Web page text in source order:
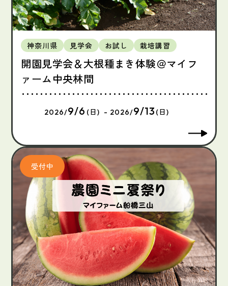
神奈川県 見学会 お試し 栽培講習
開園見学会＆大根種まき体験＠マイフ
ァーム中央林間
2026/9/6 (日) - 2026/9/13 (日)